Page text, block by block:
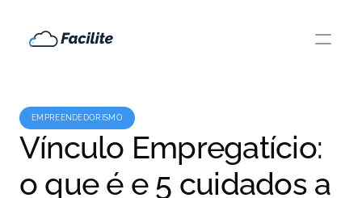
EMPREENDEDORISMO
Vínculo Empregatício:
o que é e 5 cuidados a